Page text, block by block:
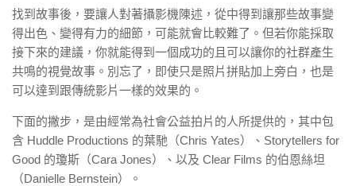
找到故事後，要讓人對著攝影機陳述，從中得到讓那些故事變
得出色、變得有力的細節，可能就會比較難了。但若你能採取
接下來的建議，你就能得到一個成功的且可以讓你的社群產生
共鳴的視覺故事。別忘了，即使只是照片拼貼加上旁白，也是
可以達到跟傳統影片一樣的效果的。
下面的撇步，是由經常為社會公益拍片的人所提供的，其中包
含 Huddle Productions 的葉馳（Chris Yates）、Storytellers for
Good 的瓊斯（Cara Jones）、以及 Clear Films 的伯恩絲坦
（Danielle Bernstein）。